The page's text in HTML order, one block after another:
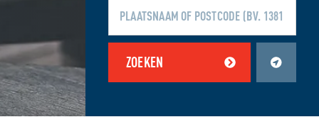
ZOEKEN
zijn uitgeschakeld. Schakel jouw locatiediensten in om deze functie te gebruiken.